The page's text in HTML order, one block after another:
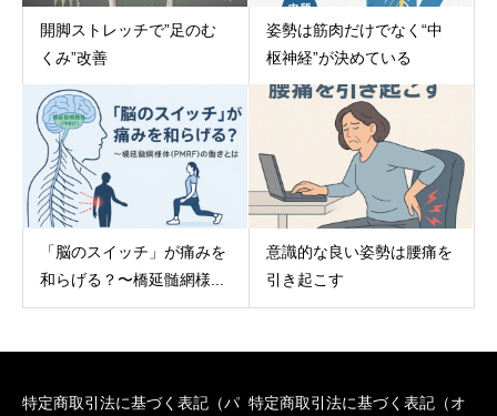
開脚ストレッチで”足のむ
くみ”改善
姿勢は筋肉だけでなく“中
枢神経”が決めている
「脳のスイッチ」が痛みを
和らげる？〜橋延髄網様...
意識的な良い姿勢は腰痛を
引き起こす
特定商取引法に基づく表記（パ 特定商取引法に基づく表記（オ